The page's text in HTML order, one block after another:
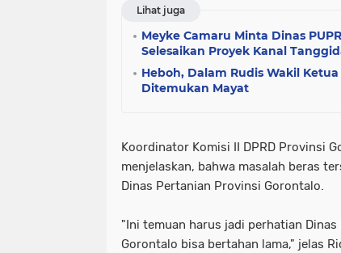
Lihat juga
Meyke Camaru Minta Dinas
Selesaikan Proyek Kanal
Heboh, Dalam Rudis Wakil
Ditemukan Mayat
Koordinator Komisi II DPRD Provinsi
menjelaskan, bahwa masalah beras
Dinas Pertanian Provinsi Gorontalo.
"Ini temuan harus jadi perhatian
Gorontalo bisa bertahan lama," jelas